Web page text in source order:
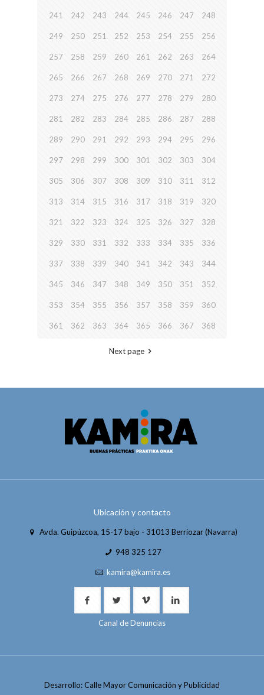
241 242 243 244 245 246 247 248
249 250 251 252 253 254 255 256
257 258 259 260 261 262 263 264
265 266 267 268 269 270 271 272
273 274 275 276 277 278 279 280
281 282 283 284 285 286 287 288
289 290 291 292 293 294 295 296
297 298 299 300 301 302 303 304
305 306 307 308 309 310 311 312
313 314 315 316 317 318 319 320
321 322 323 324 325 326 327 328
329 330 331 332 333 334 335 336
337 338 339 340 341 342 343 344
345 346 347 348 349 350 351 352
353 354 355 356 357 358 359 360
361 362 363 364 365 366 367 368
Next page
Ubicación y contacto
Avda. Guipúzcoa, 15-17 bajo - 31013 Berriozar (Navarra)
948 325 127
kamira@kamira.es
Canal de Denuncias
Desarrollo: Calle Mayor Comunicación y Publicidad